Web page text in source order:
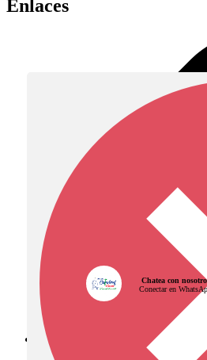
Enlaces
Diócesis de Zipaquirá
Chatea con
Conectar en